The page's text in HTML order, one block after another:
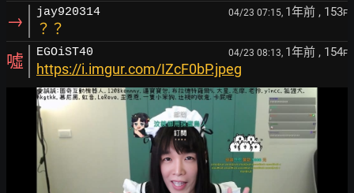
→ jay920314 04/23 07:15, 1年前 , 153F
？？
噓 EGOiST40 04/23 08:13, 1年前 , 154F
https://i.imgur.com/IZcF0bP.jpeg